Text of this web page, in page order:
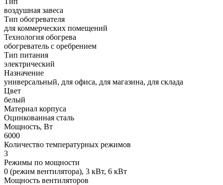
воздушная завеса
Тип обогревателя
для коммерческих помещений
Технология обогрева
обогреватель с оребрением
Тип питания
электрический
Назначение
универсальный, для офиса, для магазина, для склада
Цвет
белый
Материал корпуса
Оцинкованная сталь
Мощность, Вт
6000
Количество температурных режимов
3
Режимы по мощности
0 (режим вентилятора), 3 кВт, 6 кВт
Мощность вентиляторов